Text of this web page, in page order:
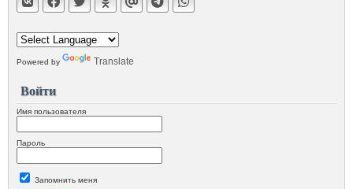
Powered by Translate
Войти
Имя пользователя
Пароль
Запомнить меня